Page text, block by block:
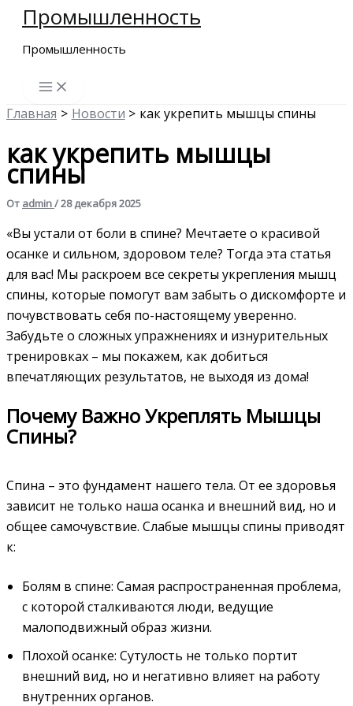
Перейти
содержимому
Промышленность
Промышленность
Главная Новости как укрепить мышцы спины
как укрепить мышцы
спины
От admin/28 декабря 2025
«Вы устали от боли в спине? Мечтаете о красивой
осанке и сильном, здоровом теле? Тогда эта статья
для вас! Мы раскроем все секреты укрепления мышц
спины, которые помогут вам забыть о дискомфорте и
почувствовать себя по-настоящему уверенно.
Забудьте о сложных упражнениях и изнурительных
тренировках – мы покажем, как добиться
впечатляющих результатов, не выходя из дома!
Почему Важно Укреплять Мышцы
Спины?
Спина – это фундамент нашего тела. От ее здоровья
зависит не только наша осанка и внешний вид, но и
общее самочувствие. Слабые мышцы спины приводят
к:
Болям в спине: Самая распространенная проблема,
с которой сталкиваются люди, ведущие
малоподвижный образ жизни.
Плохой осанке: Сутулость не только портит
внешний вид, но и негативно влияет на работу
внутренних органов.